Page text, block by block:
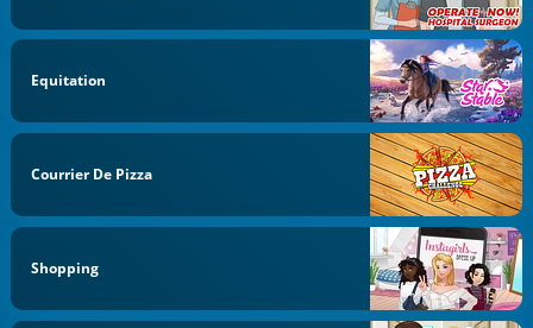
Equitation
Courrier De Pizza
Shopping